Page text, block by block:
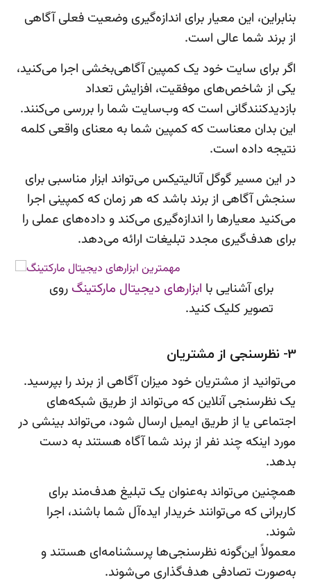
بنابراین، این معیار برای اندازه‌گیری وضعیت فعلی آگاهی
از برند شما عالی است.
اگر برای سایت خود یک کمپین آگاهی‌بخشی اجرا می‌کنید،
یکی از شاخص‌های موفقیت، افزایش تعداد
بازدیدکنندگانی است که وب‌سایت شما را بررسی می‌کنند.
این بدان معناست که کمپین شما به معنای واقعی کلمه
نتیجه داده است.
در این مسیر گوگل آنالیتیکس می‌تواند ابزار مناسبی برای
سنجش آگاهی از برند باشد که هر زمان که کمپینی اجرا
می‌کنید معیارها را اندازه‌گیری می‌کند و داده‌های عملی را
برای هدف‌گیری مجدد تبلیغات ارائه می‌دهد.
برای آشنایی با ابزارهای دیجیتال مارکتینگ روی
تصویر کلیک کنید.
3- نظرسنجی از مشتریان
می‌توانید از مشتریان خود میزان آگاهی از برند را بپرسید.
یک نظرسنجی آنلاین که می‌تواند از طریق شبکه‌های
اجتماعی یا از طریق ایمیل ارسال شود، می‌تواند بینشی در
مورد اینکه چند نفر از برند شما آگاه هستند به دست
بدهد.
همچنین می‌تواند به‌عنوان یک تبلیغ هدف‌مند برای
کاربرانی که می‌توانند خریدار ایده‌آل شما باشند، اجرا
شوند.
معمولاً این‌گونه نظرسنجی‌ها پرسشنامه‌ای هستند و
به‌صورت تصادفی هدف‌گذاری می‌شوند.